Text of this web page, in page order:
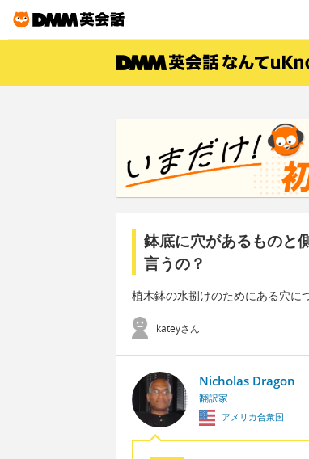
鉢底に穴があるものと
言うの？
植木鉢の水捌けのためにある穴に
kateyさん
Nicholas Dragon
翻訳家
アメリカ合衆国